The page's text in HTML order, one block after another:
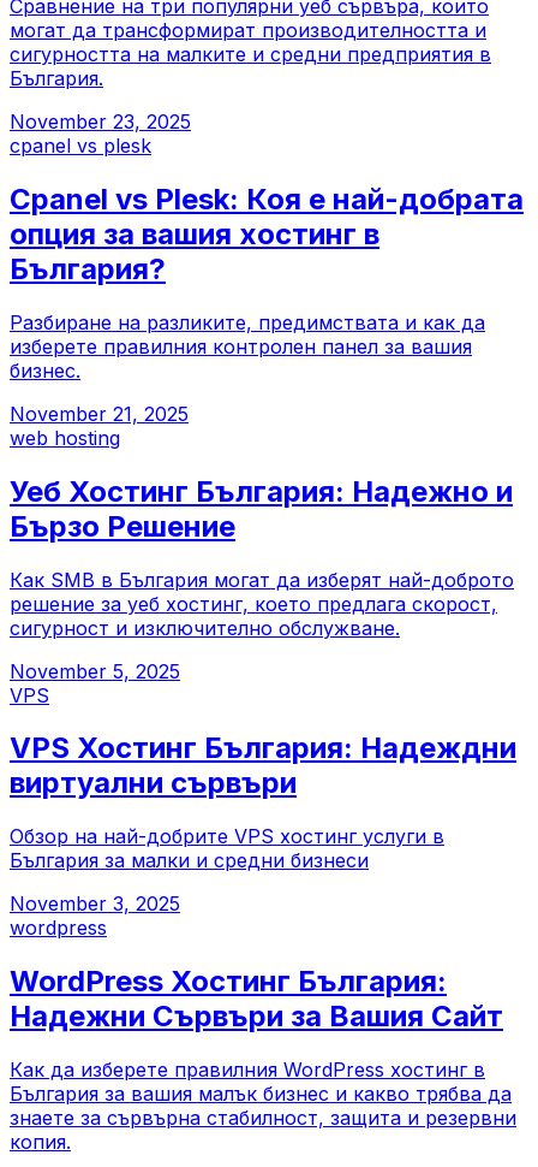
Сравнение на три популярни уеб сървъра, които
могат да трансформират производителността и
сигурността на малките и средни предприятия в
България.
November 23, 2025
cpanel vs plesk
Cpanel vs Plesk: Коя е най-добрата
опция за вашия хостинг в
България?
Разбиране на разликите, предимствата и как да
изберете правилния контролен панел за вашия
бизнес.
November 21, 2025
web hosting
Уеб Хостинг България: Надежно и
Бързо Решение
Как SMB в България могат да изберят най-доброто
решение за уеб хостинг, което предлага скорост,
сигурност и изключително обслужване.
November 5, 2025
VPS
VPS Хостинг България: Надеждни
виртуални сървъри
Обзор на най-добрите VPS хостинг услуги в
България за малки и средни бизнеси
November 3, 2025
wordpress
WordPress Хостинг България:
Надежни Сървъри за Вашия Сайт
Как да изберете правилния WordPress хостинг в
България за вашия малък бизнес и какво трябва да
знаете за сървърна стабилност, защита и резервни
копия.